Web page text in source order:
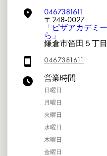
0467381611
〒248-0027
「ピザアカデミ
ら」
鎌倉市笛田５丁
0467381611
営業時間
日曜日
月曜日
火曜日
水曜日
木曜日
金曜日